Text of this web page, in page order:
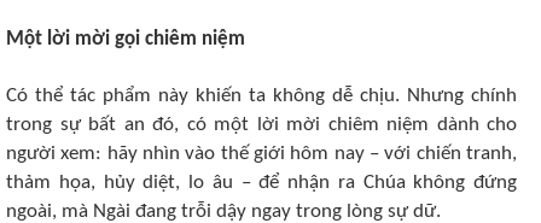
Một lời mời gọi chiêm niệm​
Có thể tác phẩm này khiến ta không dễ chịu. Nhưng chính
trong sự bất an đó, có một lời mời chiêm niệm dành cho
người xem: hãy nhìn vào thế giới hôm nay – với chiến tranh,
thảm họa, hủy diệt, lo âu – để nhận ra Chúa không đứng
ngoài, mà Ngài đang trỗi dậy ngay trong lòng sự dữ.